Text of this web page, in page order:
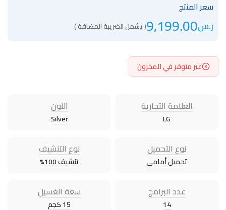
سعر المنتج
ر.س9,199.00( يشمل الضريبة المضافة )
غير متوفر في المخزون
العلامة التجارية
LG
اللون
Silver
نوع التحميل
تحميل أمامي
نوع التنشيف
تنشيف 100%
عدد البرامج
14
سعة الغسيل
15 كجم